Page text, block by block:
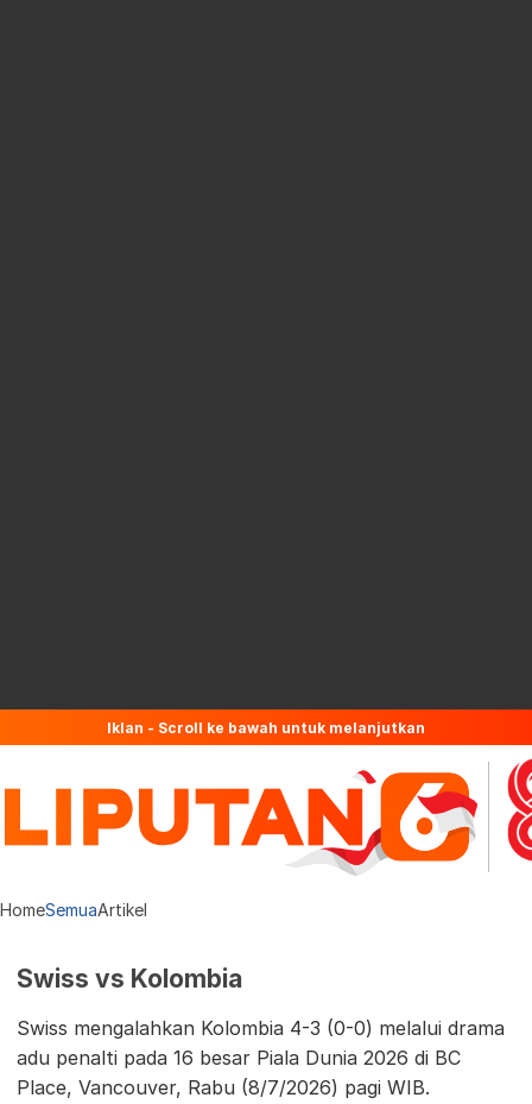
Iklan - Scroll ke bawah untuk melanjutkan
HomeSemuaArtikel
Swiss vs Kolombia
Swiss mengalahkan Kolombia 4-3 (0-0) melalui drama
adu penalti pada 16 besar Piala Dunia 2026 di BC
Place, Vancouver, Rabu (8/7/2026) pagi WIB.